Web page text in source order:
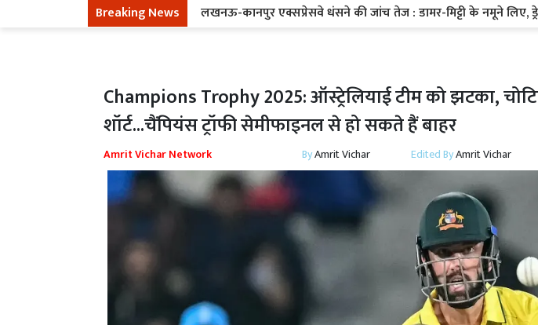
Breaking Newsलखनऊ-कानपुर एक्सप्रेसवे धंसने की जांच तेज : डामर-मिट्टी के नमूने लिए, ड्रेनेज
Champions Trophy 2025: ऑस्ट्रेलियाई टीम को झटका,
शॉर्ट...चैंपियंस ट्रॉफी सेमीफाइनल से हो सकते हैं बाहर
Amrit Vichar Network ByAmrit Vichar Edited ByAmrit Vichar